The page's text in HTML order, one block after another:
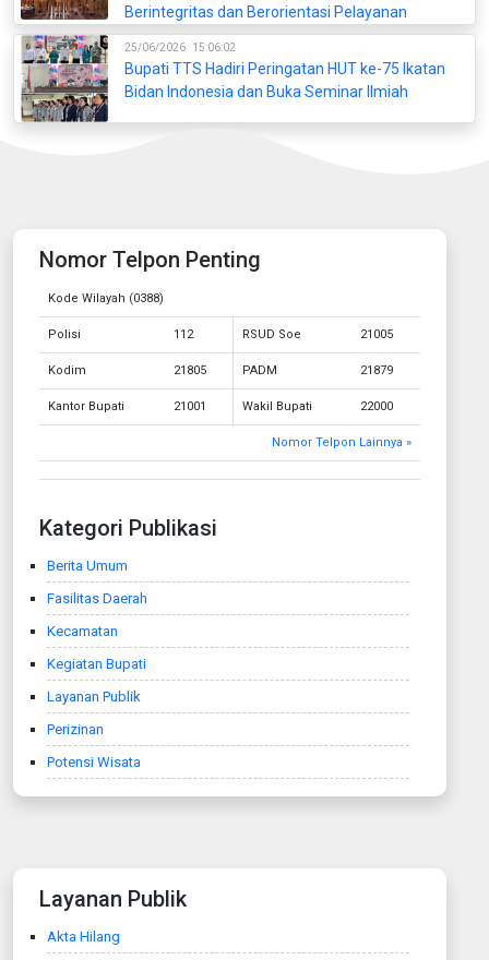
Berintegritas dan Berorientasi Pelayanan
25/06/2026 15:06:02
Bupati TTS Hadiri Peringatan HUT ke-75 Ikatan
Bidan Indonesia dan Buka Seminar Ilmiah
Nomor Telpon Penting
Kode Wilayah (0388)
Polisi 112 RSUD Soe 21005
Kodim 21805 PADM 21879
Kantor Bupati 21001 Wakil Bupati 22000
Nomor Telpon Lainnya »
Kategori Publikasi
Berita Umum
Fasilitas Daerah
Kecamatan
Kegiatan Bupati
Layanan Publik
Perizinan
Potensi Wisata
Layanan Publik
Akta Hilang